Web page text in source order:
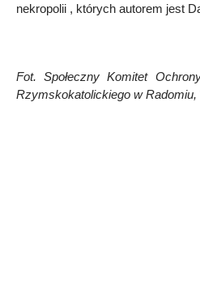
nekropolii , których autorem jest
Fot. Społeczny Komitet
Rzymskokatolickiego w Radomiu,